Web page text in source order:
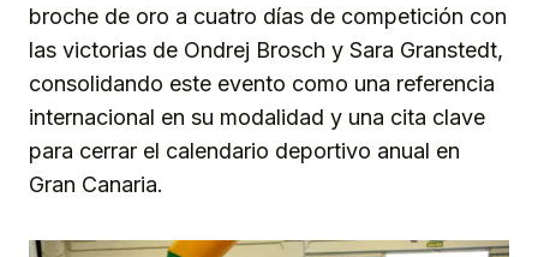
broche de oro a cuatro días de competición con
las victorias de Ondrej Brosch y Sara Granstedt,
consolidando este evento como una referencia
internacional en su modalidad y una cita clave
para cerrar el calendario deportivo anual en
Gran Canaria.